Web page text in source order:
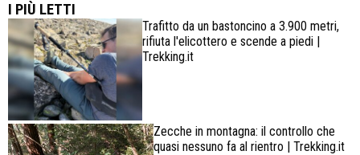
I PIÙ LETTI
Trafitto da un bastoncino a 3.900 metri,
rifiuta l'elicottero e scende a piedi |
Trekking.it
Zecche in montagna: il controllo che
quasi nessuno fa al rientro | Trekking.it